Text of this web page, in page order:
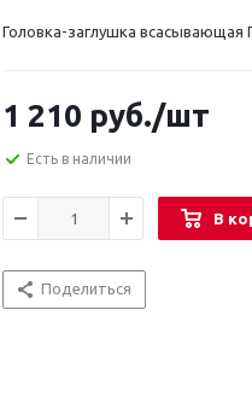
Головка-заглушка всасывающая
1 210 руб./шт
Есть в наличии
В
Поделиться